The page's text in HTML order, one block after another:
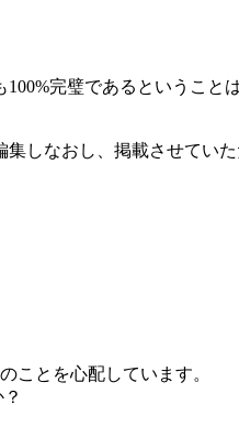
完璧であるということ
しなおし、掲載させていた
ことを心配しています。